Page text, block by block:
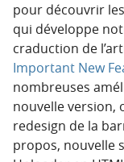
pour découvrir
qui développe
craduction de
Important New
nombreuses
nouvelle version,
redesign de la
propos, nouvelle